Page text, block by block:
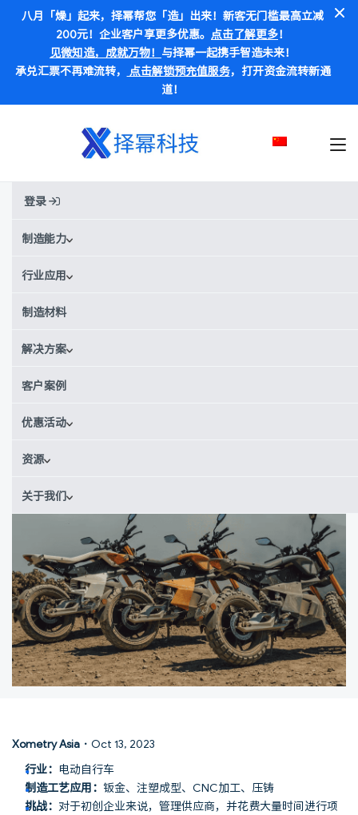
八月「燥」起来，择幂帮您「造」出来！新客无门槛最高立减
200元！企业客户享更多优惠。 点击了解更多！
见微知造，成就万物！ 与择幂一起携手智造未来！
承兑汇票不再难流转， 点击解锁预充值服务，打开资金流转新通
道！
登录
制造能力
行业应用
制造材料
解决方案
客户案例
优惠活动
资源
关于我们
Home»
服务进行生产
Ryvid Anthem电动自行车通过
行生产
了解为什么这位微移动动力运动领域的创新者会选择 Xometry 来生
Xometry Asia · Oct 13, 2023
行业： 电动自行车
制造工艺应用： 钣金、注塑成型、CNC加工、压铸
挑战： 对于初创企业来说，管理供应商，并花费大量时间进行项